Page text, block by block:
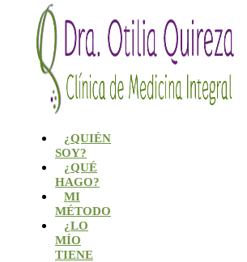
¿QUIÉN
SOY?
¿QUÉ
HAGO?
MI
MÉTODO
¿LO
MÍO
TIENE